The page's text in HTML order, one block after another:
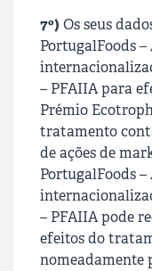
7º) Os seus
PortugalFoods
– PFAIIApara
Prémio
tratamento
de ações de
PortugalFoods
– PFAIIApode
efeitos do
nomeadamente